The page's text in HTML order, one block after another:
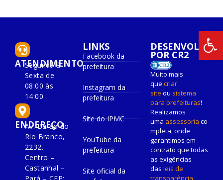
ATENDIMENTO
Segunda à
Sexta de
08:00 às
14:00
ENDEREÇO
Av. Barão do
Rio Branco,
2232.
Centro –
Castanhal –
LINKS
Facebook da
prefeitura
Instagram da
prefeitura
Site do IPMC
YouTube da
prefeitura
Site oficial da
DESENVOLVIDO
POR CR2
Muito mais
que criar
site ou sistema
para prefeituras!
Realizamos
uma assessoria co
mpleta, onde
garantimos em
contrato que todas
as exigências
das leis de